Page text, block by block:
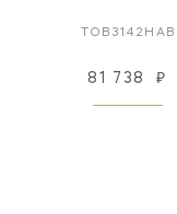
TOB3142HAB
81 738 ₽